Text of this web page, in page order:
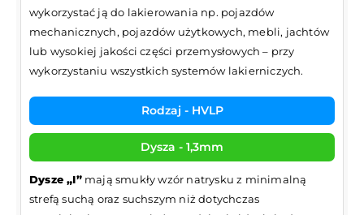
wykorzystać ją do lakierowania np. pojazdów
mechanicznych, pojazdów użytkowych, mebli, jachtów
lub wysokiej jakości części przemysłowych – przy
wykorzystaniu wszystkich systemów lakierniczych.
Rodzaj - HVLP
Dysza - 1,3mm
Dysze „I”mają smukły wzór natrysku z minimalną
strefą suchą oraz suchszym niż dotychczas